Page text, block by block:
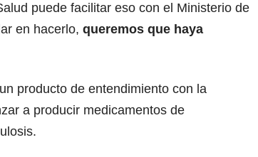
puede facilitar eso con el Ministerio de
en hacerlo, queremos que haya
producto de entendimiento con la
a producir medicamentos de